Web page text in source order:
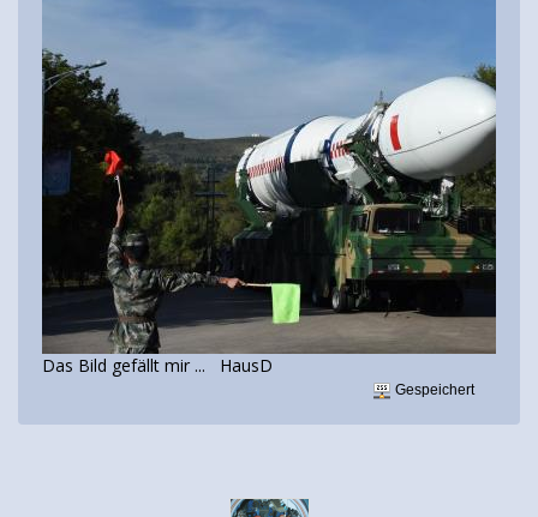
Das Bild gefällt mir ... HausD
Gespeichert